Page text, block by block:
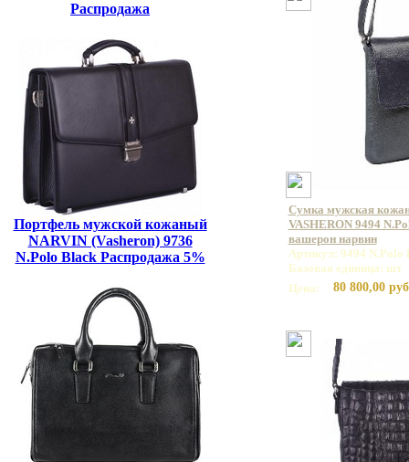
Распродажа
Портфель мужской кожаный
NARVIN (Vasheron) 9736
N.Polo Black Распродажа 5%
Сумка мужская
VASHERON 9494
вашерон нарвин
Артикул: 9494 N.Polo
Базовая единица: шт
Цена:
80 800,00